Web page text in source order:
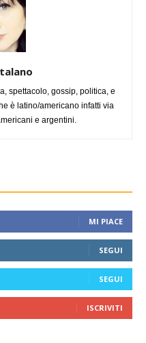
spettacolo, gossip, politica, e
è latino/americano infatti via
e argentini.
MI PIACE
SEGUI
SEGUI
ISCRIVITI